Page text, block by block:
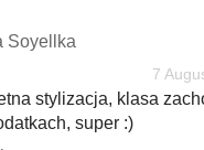
Soyellka
7
stylizacja, klasa
super :)